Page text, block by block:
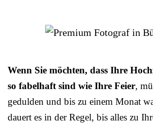
Wenn Sie möchten, dass Ihre
so fabelhaft sind wie Ihre Feier,
gedulden und bis zu einem Monat
dauert es in der Regel, bis alles zu